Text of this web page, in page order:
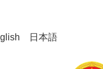
日本語